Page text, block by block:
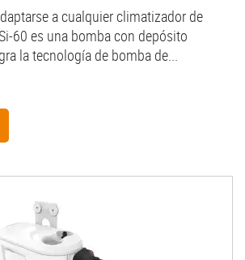
a cualquier climatizador de
60 es una bomba con depósito
la tecnología de bomba de...